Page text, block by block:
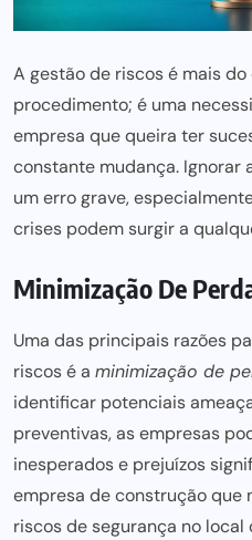
A gestão de riscos é mais
procedimento; é uma
empresa que queira ter
constante mudança. Ignorar
um erro grave,
crises podem surgir a
Minimização De
Uma das principais razões
riscos é a minimização de
identificar potenciais
preventivas, as empresas
inesperados e prejuízos
empresa de construção que
riscos de segurança no local